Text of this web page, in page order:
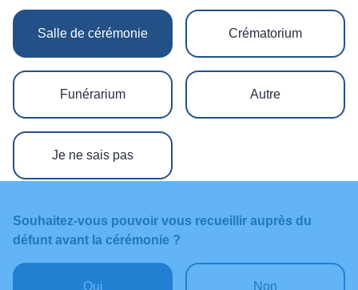
Salle de cérémonie Crématorium
Funérarium Autre
Je ne sais pas
Souhaitez-vous pouvoir vous recueillir auprès du
défunt avant la cérémonie ?
Oui Non